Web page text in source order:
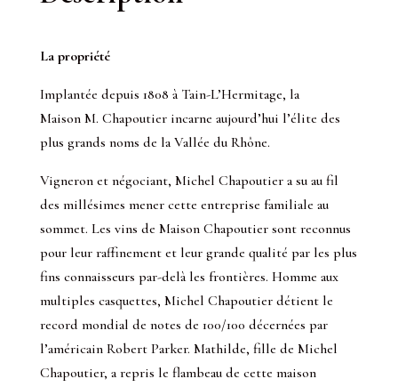
La propriété
Implantée depuis 1808 à Tain-L’Hermitage, la
Maison M. Chapoutier incarne aujourd’hui l’élite des
plus grands noms de la Vallée du Rhône.
Vigneron et négociant, Michel Chapoutier a su au fil
des millésimes mener cette entreprise familiale au
sommet. Les vins de Maison Chapoutier sont reconnus
pour leur raffinement et leur grande qualité par les plus
fins connaisseurs par-delà les frontières. Homme aux
multiples casquettes, Michel Chapoutier détient le
record mondial de notes de 100/100 décernées par
l’américain Robert Parker. Mathilde, fille de Michel
Chapoutier, a repris le flambeau de cette maison